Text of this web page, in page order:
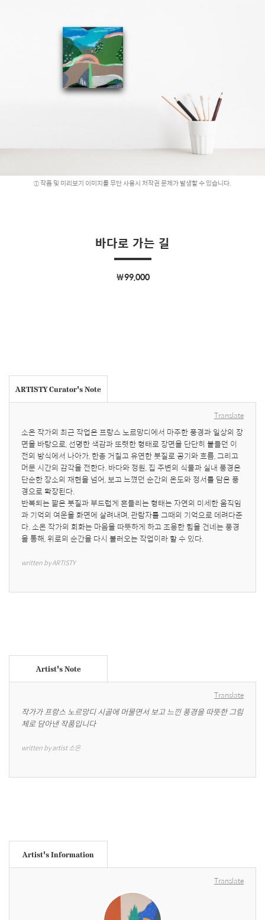
작품 및 미리보기 이미지를 무단 사용시 저작권 문제가 발생할 수 있습니다.
바다로 가는 길
￦99,000
ARTISTY Curator's Note
Translate
소온 작가의 최근 작업은 프랑스 노르망디에서 마주한 풍경과 일상의 장
면을 바탕으로, 선명한 색감과 또렷한 형태로 장면을 단단히 붙들던 이
전의 방식에서 나아가, 한층 거칠고 유연한 붓질로 공기와 흐름, 그리고
머문 시간의 감각을 전한다. 바다와 정원, 집 주변의 식물과 실내 풍경은
단순한 장소의 재현을 넘어, 보고 느꼈던 순간의 온도와 정서를 담은 풍
경으로 확장된다.
반복되는 짧은 붓질과 부드럽게 흔들리는 형태는 자연의 미세한 움직임
과 기억의 여운을 화면에 살려내며, 관람자를 그때의 기억으로 데려다준
다. 소온 작가의 회화는 마음을 따뜻하게 하고 조용한 힘을 건네는 풍경
을 통해, 위로의 순간을 다시 불러오는 작업이라 할 수 있다.
written by ARTISTY
Artist's Note
Translate
작가가 프랑스 노르망디 시골에 머물면서 보고 느낀 풍경을 따뜻한 그림
체로 담아낸 작품입니다
written by artist 소온
Artist's Information
Translate